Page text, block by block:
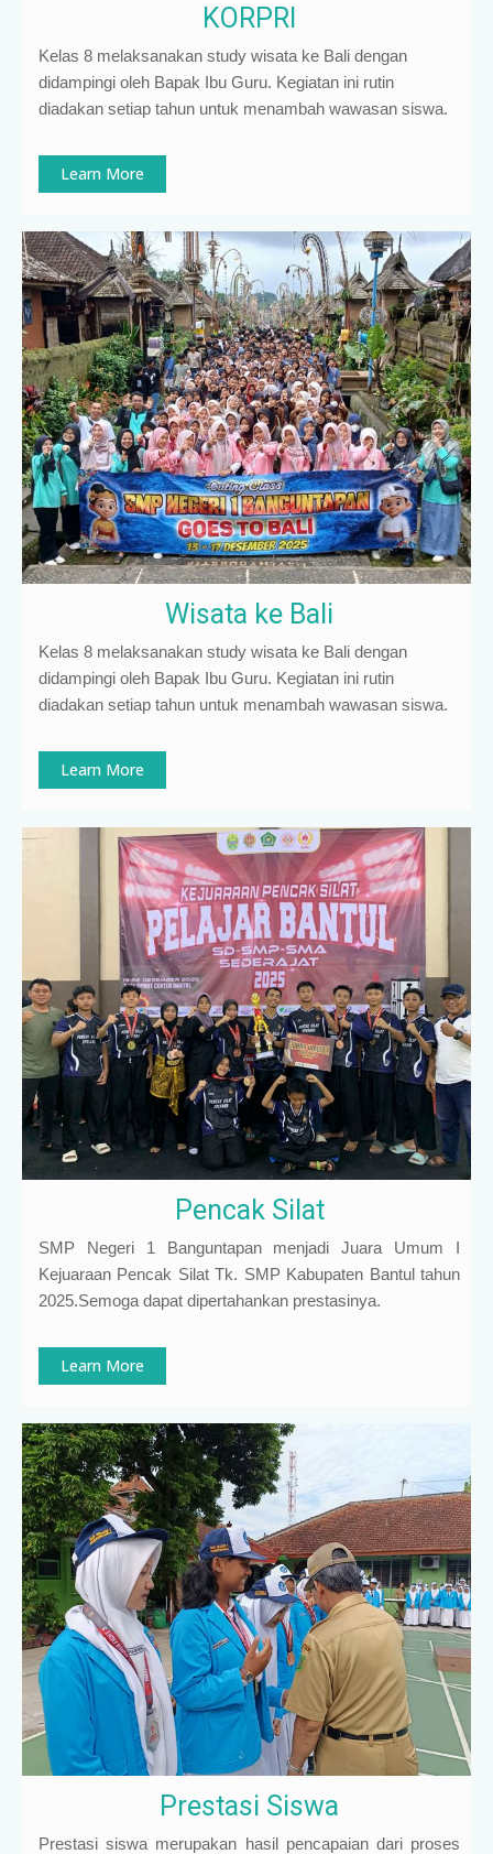
KORPRI
Kelas 8 melaksanakan study wisata ke Bali dengan
didampingi oleh Bapak Ibu Guru. Kegiatan ini rutin
diadakan setiap tahun untuk menambah wawasan siswa.
Learn More
Wisata ke Bali
Kelas 8 melaksanakan study wisata ke Bali dengan
didampingi oleh Bapak Ibu Guru. Kegiatan ini rutin
diadakan setiap tahun untuk menambah wawasan siswa.
Learn More
Pencak Silat
SMP Negeri 1 Banguntapan menjadi Juara Umum I
Kejuaraan Pencak Silat Tk. SMP Kabupaten Bantul tahun
2025.Semoga dapat dipertahankan prestasinya.
Learn More
Prestasi Siswa
Prestasi siswa merupakan hasil pencapaian dari proses